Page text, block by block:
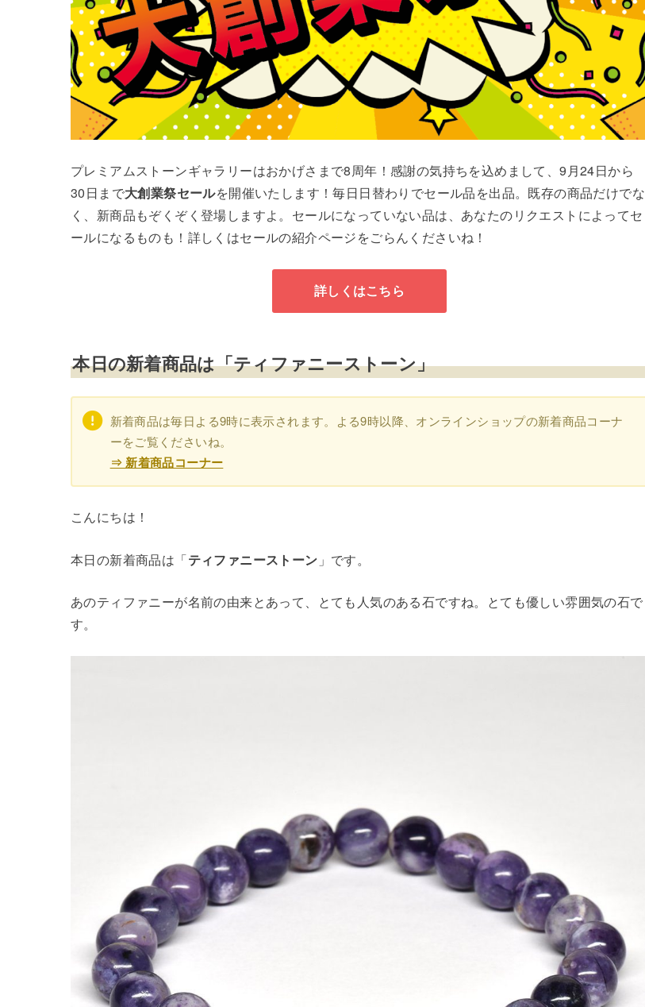
プレミアムストーンギャラリーはおかげさまで8周年！感謝の気持ちを込めまして、9月24日から
30日まで大創業祭セールを開催いたします！毎日日替わりでセール品を出品。既存の商品だけでな
く、新商品もぞくぞく登場しますよ。セールになっていない品は、あなたのリクエストによってセ
ールになるものも！詳しくはセールの紹介ページをごらんくださいね！
詳しくはこちら
本日の新着商品は「ティファニーストーン」
新着商品は毎日よる9時に表示されます。よる9時以降、オンラインショップの新着商品コーナ
ーをご覧くださいね。
⇒ 新着商品コーナー
こんにちは！
本日の新着商品は「ティファニーストーン 」です。
あのティファニーが名前の由来とあって、とても人気のある石ですね。とても優しい雰囲気の石で
す。